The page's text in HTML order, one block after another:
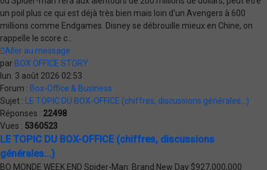
un poil plus ce qui est déjà très bien mais loin d'un Avengers à 600
millions comme Endgames. Disney se débrouille mieux en Chine, on
rappelle le score c...
Aller au message
par BOX OFFICE STORY
lun. 3 août 2026 02:53
Forum : Box-Office & Business
Sujet :
LE TOPIC DU BOX-OFFICE (chiffres, discussions générales...)
Réponses : 22498
Vues : 5360523
LE TOPIC DU BOX-OFFICE (chiffres, discussions
générales...)
BO MONDE WEEK END Spider-Man: Brand New Day $927,000,000